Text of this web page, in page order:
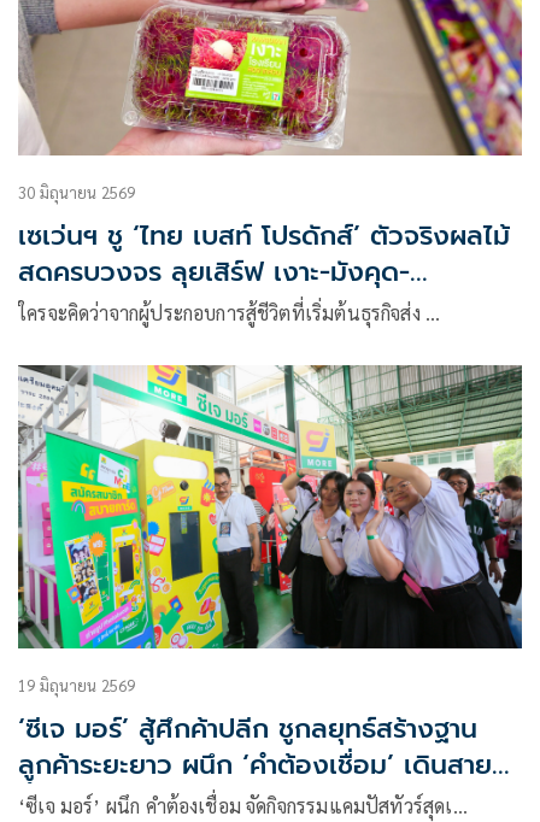
30 มิถุนายน 2569
เซเว่นฯ ชู ‘ไทย เบสท์ โปรดักส์’ ตัวจริงผลไม้
สดครบวงจร ลุยเสิร์ฟ เงาะ-มังคุด-
ลองกอง 120 ตัน/เดือน ลงเชลฟ์พร้อมกัน
ใครจะคิดว่าจากผู้ประกอบการสู้ชีวิตที่เริ่มต้นธุรกิจส่ง …
19 มิถุนายน 2569
‘ซีเจ มอร์’ สู้ศึกค้าปลีก ชูกลยุทธ์สร้างฐาน
ลูกค้าระยะยาว ผนึก ‘คำต้องเชื่อม’ เดินสาย
พื้นที่ขวัญใจวัยรุ่น เชื่อมแบรนด์-สถานศึกษา
‘ซีเจ มอร์’ ผนึก คำต้องเชื่อม จัดกิจกรรมแคมปัสทัวร์สุดเ…